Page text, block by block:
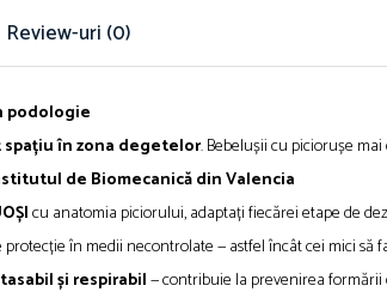
Review-uri (0)
podologie
spațiu în zona degetelor. Bebelușii cu piciorușe
de Biomecanică din Valencia
cu anatomia piciorului, adaptați fiecărei etape de
protecție în medii necontrolate — astfel încât cei mici să
și respirabil— contribuie la prevenirea